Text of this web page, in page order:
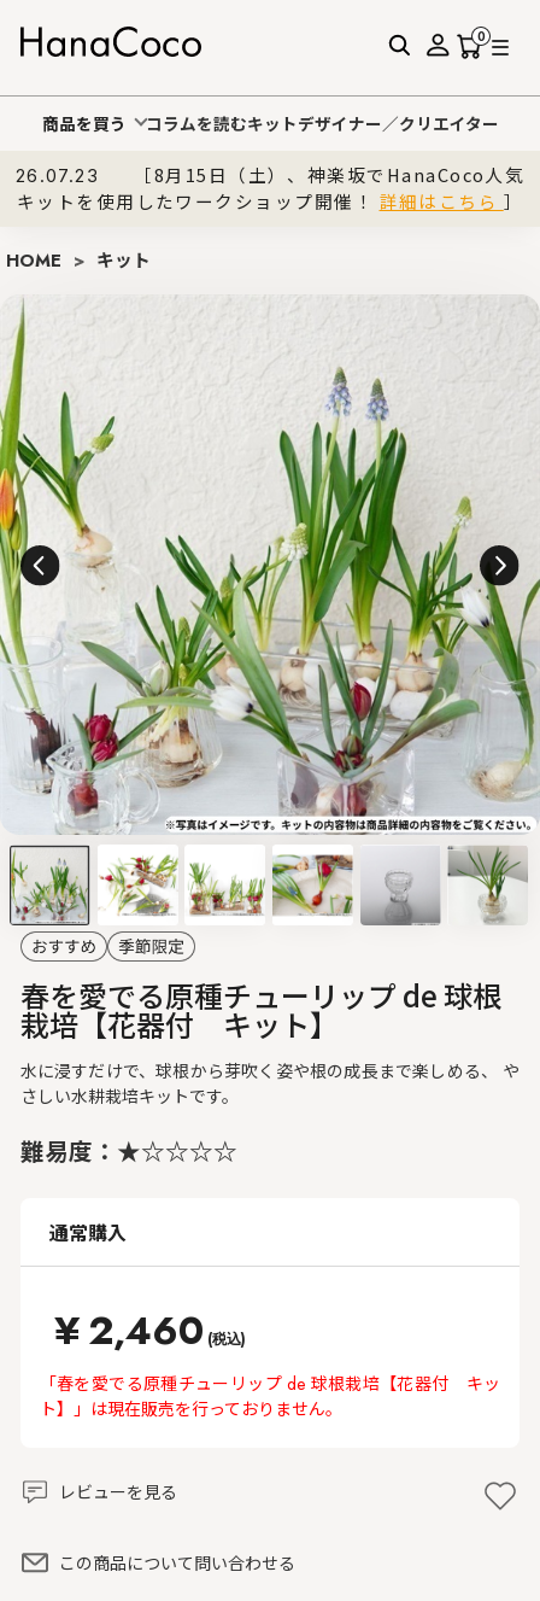
0
商品を買う コラムを読むキットデザイナー／クリエイター
26.07.23
［8月15日（土）、神楽坂でHanaCoco人気
キットを使用したワークショップ開催！ 詳細はこちら ］
HOME > キット
春を愛でる原種チューリップ de 球根
栽培【花器付 キット】
水に浸すだけで、球根から芽吹く姿や根の成長まで楽しめる、 や
さしい水耕栽培キットです。
難易度：★☆☆☆☆
通常購入
¥2,460 (税込)
「春を愛でる原種チューリップ de 球根栽培【花器付 キッ
ト】」は現在販売を行っておりません。
レビューを見る
この商品について問い合わせる